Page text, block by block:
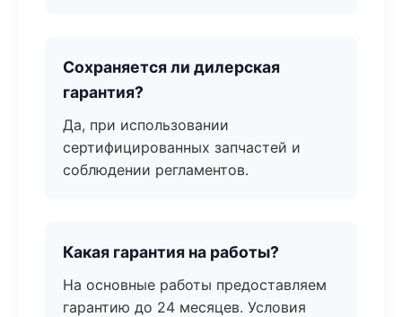
Сохраняется ли дилерская
гарантия?
Да, при использовании
сертифицированных запчастей и
соблюдении регламентов.
Какая гарантия на работы?
На основные работы предоставляем
гарантию до 24 месяцев. Условия